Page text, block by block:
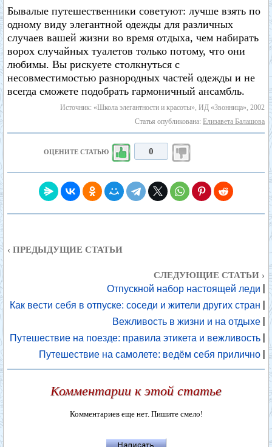
Бывалые путешественники советуют: лучше взять по
одному виду элегантной одежды для различных
случаев вашей жизни во время отдыха, чем набирать
ворох случайных туалетов только потому, что они
любимы. Вы рискуете столкнуться с
несовместимостью разнородных частей одежды и не
всегда сможете подобрать гармоничный ансамбль.
Источник: «Школа элегантности и красоты», ИД «Звонница», 2002
Статья опубликована: Елизавета Балашова
ОЦЕНИТЕ СТАТЬЮ 0
‹ ПРЕДЫДУЩИЕ СТАТЬИ
СЛЕДУЮЩИЕ СТАТЬИ ›
Отпускной набор настоящей леди
Как вести себя в отпуске: соседи и жители других стран
Вежливость в жизни и на отдыхе
Путешествие на поезде: правила этикета и вежливость
Путешествие на самолете: ведём себя прилично
Комментарии к этой статье
Комментариев еще нет. Пишите смело!